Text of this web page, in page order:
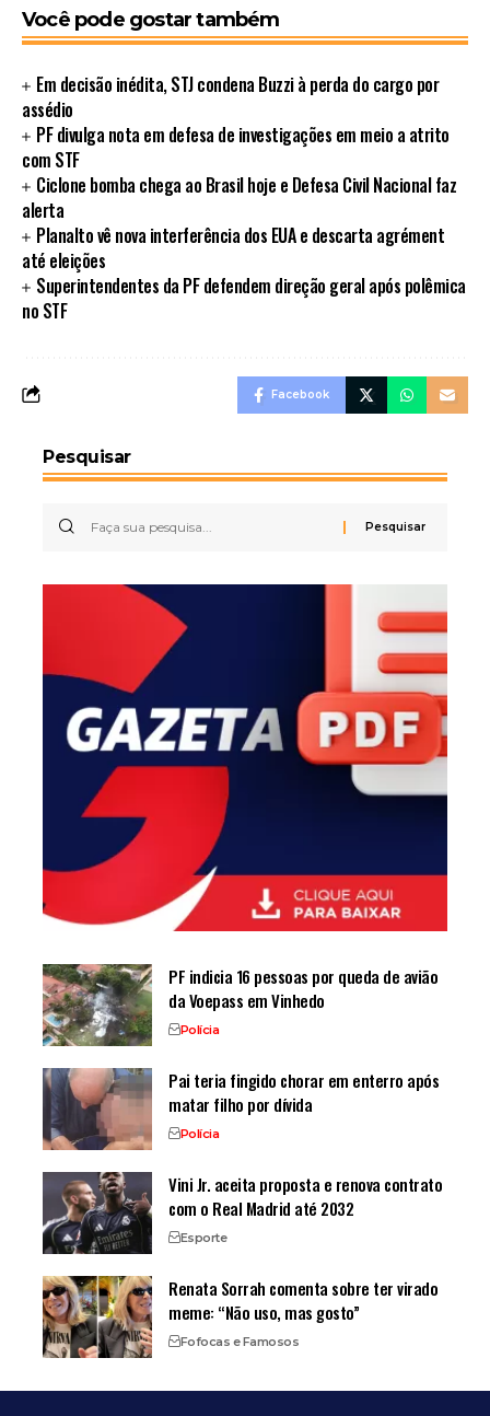
Você pode gostar também
Em decisão inédita, STJ condena Buzzi à perda do cargo por
assédio
PF divulga nota em defesa de investigações em meio a atrito
com STF
Ciclone bomba chega ao Brasil hoje e Defesa Civil Nacional faz
alerta
Planalto vê nova interferência dos EUA e descarta agrément
até eleições
Superintendentes da PF defendem direção geral após polêmica
no STF
Facebook
Pesquisar
PF indicia 16 pessoas por queda de avião
da Voepass em Vinhedo
Polícia
Pai teria fingido chorar em enterro após
matar filho por dívida
Polícia
Vini Jr. aceita proposta e renova contrato
com o Real Madrid até 2032
Esporte
Renata Sorrah comenta sobre ter virado
meme: “Não uso, mas gosto”
Fofocas e Famosos